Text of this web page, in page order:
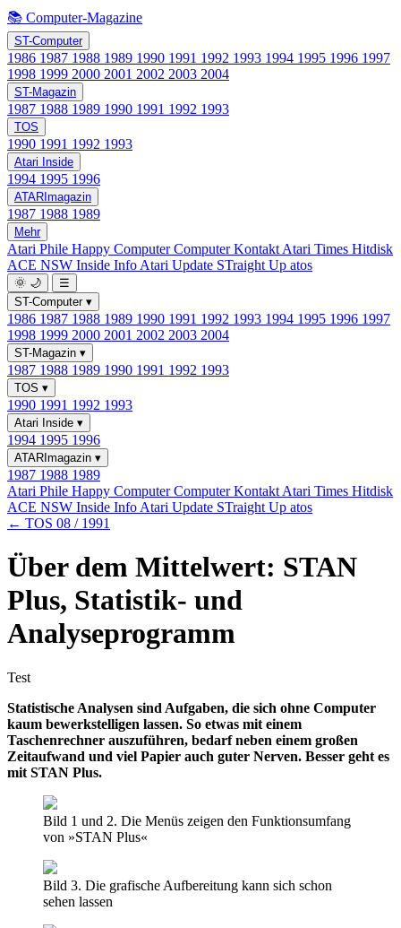
📚 Computer-Magazine
ST-Computer
1986 1987 1988 1989 1990 1991 1992 1993 1994 1995 1996 1997
1998 1999 2000 2001 2002 2003 2004
ST-Magazin
1987 1988 1989 1990 1991 1992 1993
TOS
1990 1991 1992 1993
Atari Inside
1994 1995 1996
ATARImagazin
1987 1988 1989
Mehr
Atari Phile Happy ComputerComputer Kontakt Atari Times Hitdisk
ACE NSW Inside Info Atari Update STraight Up atos
🌞 🌙
☰
ST-Computer ▾
1986 1987 1988 1989 1990 1991 1992 1993 1994 1995 1996 1997
1998 1999 2000 2001 2002 2003 2004
ST-Magazin ▾
1987 1988 1989 1990 1991 1992 1993
TOS ▾
1990 1991 1992 1993
Atari Inside ▾
1994 1995 1996
ATARImagazin ▾
1987 1988 1989
Atari Phile Happy ComputerComputer Kontakt Atari Times Hitdisk
ACE NSW Inside Info Atari Update STraight Up atos
← TOS 08 / 1991
Über dem Mittelwert: STAN
Plus, Statistik- und
Analyseprogramm
Test
Statistische Analysen sind Aufgaben, die sich ohne Computer
kaum bewerkstelligen lassen. So etwas mit einem
Taschenrechner auszuführen, bedarf neben einem großen
Zeitaufwand und viel Papier auch guter Nerven. Besser geht es
mit STAN Plus.
Bild 1 und 2. Die Menüs zeigen den Funktionsumfang
von »STAN Plus«
Bild 3. Die grafische Aufbereitung kann sich schon
sehen lassen